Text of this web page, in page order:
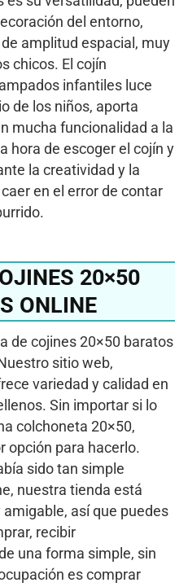
del entorno,
amplitud espacial, muy
chicos. El cojín
infantiles luce
de los niños, aporta
mucha funcionalidad a la
hora de escoger el cojín y
la creatividad y la
en el error de contar
20×50
ONLINE
de cojines 20×50 baratos
sitio web,
variedad y calidad en
Sin importar si lo
colchoneta 20×50,
opción para hacerlo.
sido tan simple
nuestra tienda está
así que puedes
recibir
una forma simple, sin
es comprar